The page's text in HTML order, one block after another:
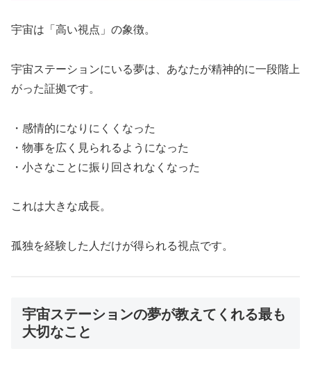
宇宙は「高い視点」の象徴。
宇宙ステーションにいる夢は、あなたが精神的に一段階上
がった証拠です。
・感情的になりにくくなった
・物事を広く見られるようになった
・小さなことに振り回されなくなった
これは大きな成長。
孤独を経験した人だけが得られる視点です。
宇宙ステーションの夢が教えてくれる最も
大切なこと